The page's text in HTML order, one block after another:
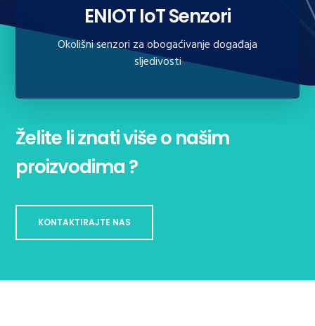
ENIOT IoT Senzori
Okolišni senzori za obogaćivanje događaja
sljedivosti
Želite li znati više o našim
proizvodima ?
KONTAKTIRAJTE NAS